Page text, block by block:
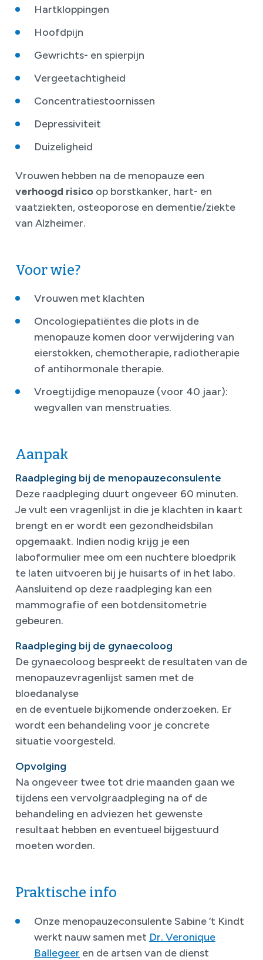
Hartkloppingen
Hoofdpijn
Gewrichts- en spierpijn
Vergeetachtigheid
Concentratiestoornissen
Depressiviteit
Duizeligheid
Vrouwen hebben na de menopauze een
verhoogd risico op borstkanker, hart- en
vaatziekten, osteoporose en dementie/ziekte
van Alzheimer.
Voor wie?
Vrouwen met klachten
Oncologiepatiëntes die plots in de
menopauze komen door verwijdering van
eierstokken, chemotherapie, radiotherapie
of antihormonale therapie.
Vroegtijdige menopauze (voor 40 jaar):
wegvallen van menstruaties.
Aanpak
Raadpleging bij de menopauzeconsulente
Deze raadpleging duurt ongeveer 60 minuten.
Je vult een vragenlijst in die je klachten in kaart
brengt en er wordt een gezondheidsbilan
opgemaakt. Indien nodig krijg je een
laboformulier mee om een nuchtere bloedprik
te laten uitvoeren bij je huisarts of in het labo.
Aansluitend op deze raadpleging kan een
mammografie of een botdensitometrie
gebeuren.
Raadpleging bij de gynaecoloog
De gynaecoloog bespreekt de resultaten van de
menopauzevragenlijst samen met de
bloedanalyse
en de eventuele bijkomende onderzoeken. Er
wordt een behandeling voor je concrete
situatie voorgesteld.
Opvolging
Na ongeveer twee tot drie maanden gaan we
tijdens een vervolgraadpleging na of de
behandeling en adviezen het gewenste
resultaat hebben en eventueel bijgestuurd
moeten worden.
Praktische info
Onze menopauzeconsulente Sabine ’t Kindt
werkt nauw samen met Dr. Veronique
Ballegeer en de artsen van de dienst